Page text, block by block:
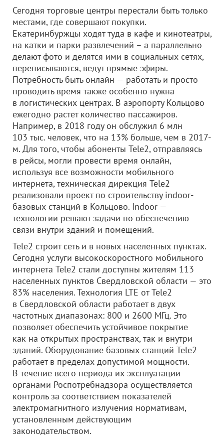
Сегодня торговые центры перестали быть только
местами, где совершают покупки.
Екатеринбуржцы ходят туда в кафе и кинотеатры,
на катки и парки развлечений – а параллельно
делают фото и делятся ими в социальных сетях,
переписываются, ведут прямые эфиры.
Потребность быть онлайн — работать и просто
проводить время также особенно нужна
в логистических центрах. В аэропорту Кольцово
ежегодно растет количество пассажиров.
Например, в 2018 году он обслужил 6 млн
103 тыс. человек, что на 13% больше, чем в 2017-
м. Для того, чтобы абоненты Tele2, отправляясь
в рейсы, могли провести время онлайн,
используя все возможности мобильного
интернета, техническая дирекция Tele2
реализовали проект по строительству indoor-
базовых станций в Кольцово. Indoor —
технологии решают задачи по обеспечению
связи внутри зданий и помещений.
Tele2 строит сеть и в новых населенных пунктах.
Сегодня услуги высокоскоростного мобильного
интернета Tele2 стали доступны жителям 113
населенных пунктов Свердловской области — это
83% населения. Технология LTE от Tele2
в Свердловской области работает в двух
частотных диапазонах: 800 и 2600 МГц. Это
позволяет обеспечить устойчивое покрытие
как на открытых пространствах, так и внутри
зданий. Оборудование базовых станций Tele2
работает в пределах допустимой мощности.
В течение всего периода их эксплуатации
органами Роспотребнадзора осуществляется
контроль за соответствием показателей
электромагнитного излучения нормативам,
установленным действующим
законодательством.